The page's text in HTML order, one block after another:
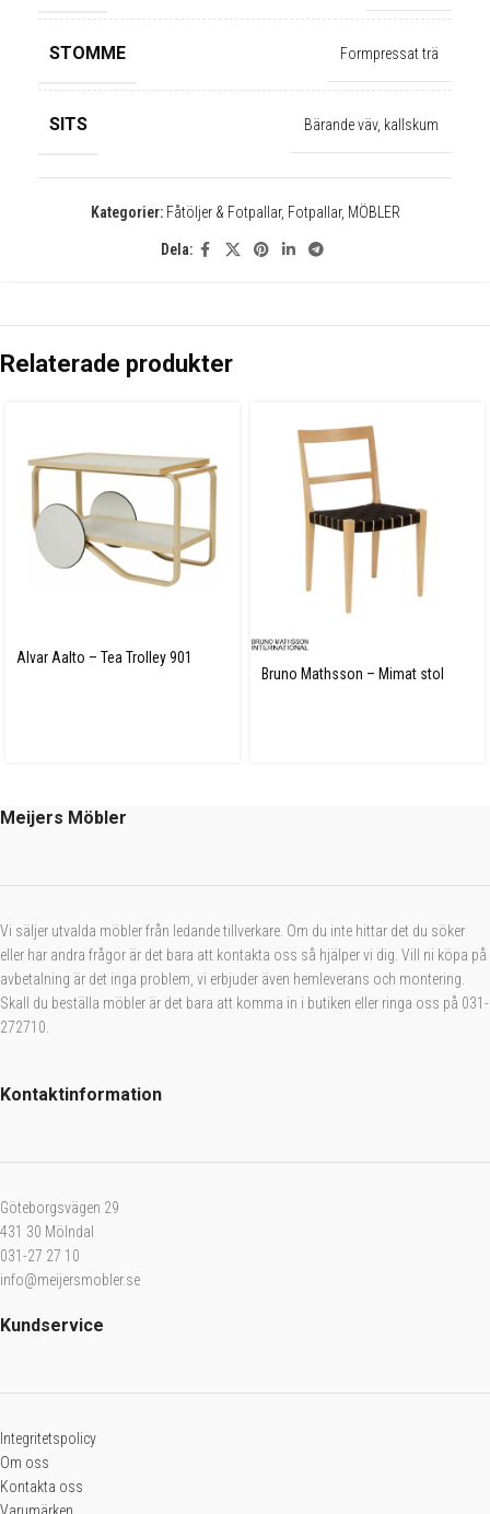
STOMME Formpressat trä
SITS Bärande väv, kallskum
Kategorier: Fåtöljer & Fotpallar, Fotpallar, MÖBLER
Dela:
Relaterade produkter
Alvar Aalto – Tea Trolley 901
Bruno Mathsson – Mimat stol
Meijers Möbler
Vi säljer utvalda möbler från ledande tillverkare. Om du inte hittar det du söker
eller har andra frågor är det bara att kontakta oss så hjälper vi dig. Vill ni köpa på
avbetalning är det inga problem, vi erbjuder även hemleverans och montering.
Skall du beställa möbler är det bara att komma in i butiken eller ringa oss på 031-
272710.
Kontaktinformation
Göteborgsvägen 29
431 30 Mölndal
031-27 27 10
info@meijersmobler.se
Kundservice
Integritetspolicy
Om oss
Kontakta oss
Varumärken